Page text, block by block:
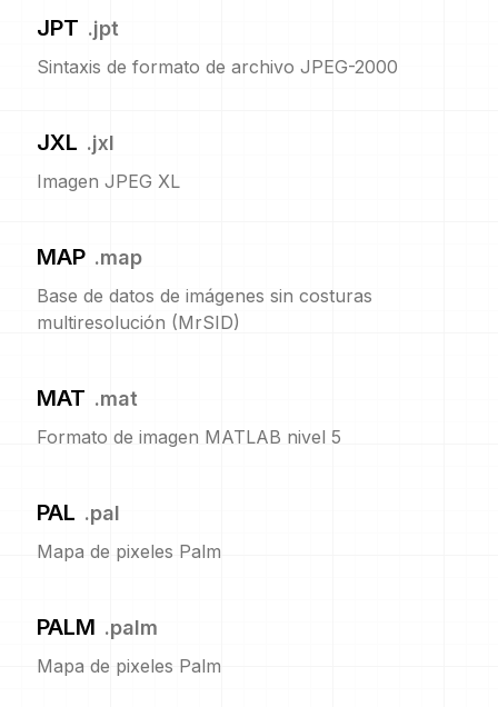
JPT .jpt
Sintaxis de formato de archivo JPEG-2000
JXL .jxl
Imagen JPEG XL
MAP .map
Base de datos de imágenes sin costuras
multiresolución (MrSID)
MAT .mat
Formato de imagen MATLAB nivel 5
PAL .pal
Mapa de pixeles Palm
PALM .palm
Mapa de pixeles Palm